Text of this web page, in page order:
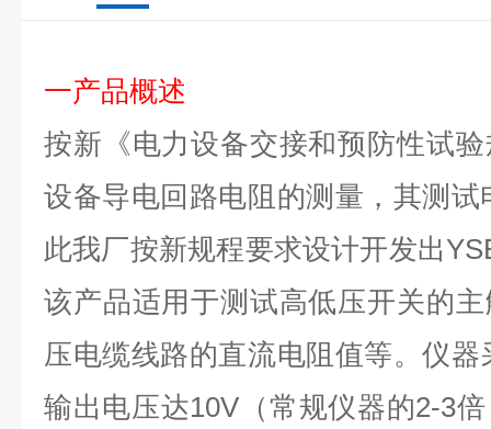
一产品概述
按新《电力设备交接和预防性试
设备导电回路电阻的测量，其测
此我厂按新规程要求设计开发出
该产品适用于测试高低压开关的
压电缆线路的直流电阻值等。仪器
输出电压达10V（常规仪器的2-3